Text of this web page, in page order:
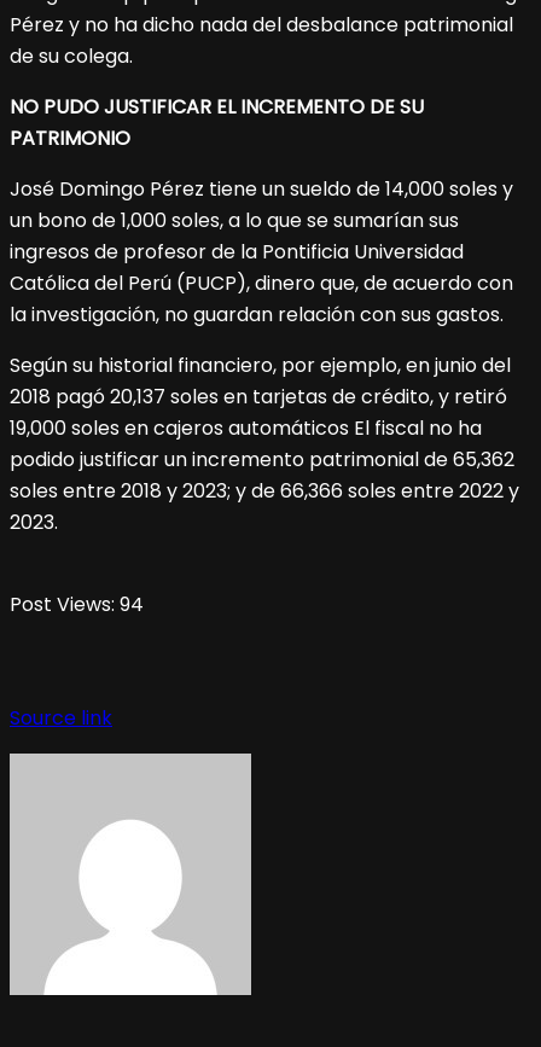
Pérez y no ha dicho nada del desbalance patrimonial
de su colega.
NO PUDO JUSTIFICAR EL INCREMENTO DE SU
PATRIMONIO
José Domingo Pérez tiene un sueldo de 14,000 soles y
un bono de 1,000 soles, a lo que se sumarían sus
ingresos de profesor de la Pontificia Universidad
Católica del Perú (PUCP), dinero que, de acuerdo con
la investigación, no guardan relación con sus gastos.
Según su historial financiero, por ejemplo, en junio del
2018 pagó 20,137 soles en tarjetas de crédito, y retiró
19,000 soles en cajeros automáticos El fiscal no ha
podido justificar un incremento patrimonial de 65,362
soles entre 2018 y 2023; y de 66,366 soles entre 2022 y
2023.
Post Views: 94
Source link